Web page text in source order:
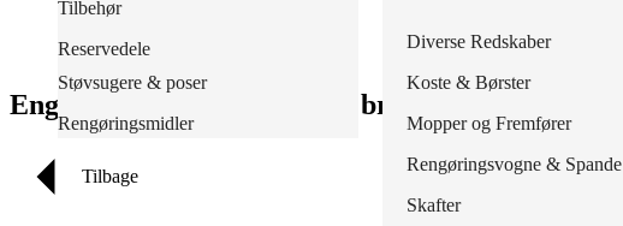
Redskaber
Diverse Redskaber
Koste & Børster
Mopper og Fremfører
Rengøringsvogne & Spande
Skafter
Støvsugere & poser
Rengøringsmidler
Tilbehør
Reservedele
Engel Extend poloshirt med brystlomme
Tilbage